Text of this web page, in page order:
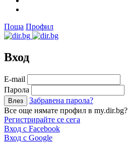
Поща Профил
Вход
Е-mail
Парола
Забравена парола?
Все още нямате профил в my.dir.bg?
Регистрирайте се сега
Вход с Facebook
Вход с Google